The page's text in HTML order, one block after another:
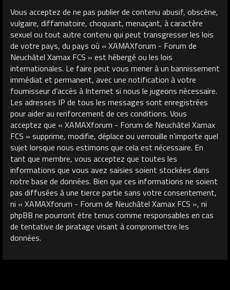
Vous acceptez de ne pas publier de contenu abusif, obscène,
vulgaire, diffamatoire, choquant, menaçant, à caractère
sexuel ou tout autre contenu qui peut transgresser les lois
de votre pays, du pays où « XAMAXforum - Forum de
Neuchâtel Xamax FCS » est hébergé ou les lois
internationales. Le faire peut vous mener à un bannissement
immédiat et permanent, avec une notification à votre
fournisseur d’accès à Internet si nous le jugeons nécessaire.
Les adresses IP de tous les messages sont enregistrées
pour aider au renforcement de ces conditions. Vous
acceptez que « XAMAXforum - Forum de Neuchâtel Xamax
FCS » supprime, modifie, déplace ou verrouille n’importe quel
sujet lorsque nous estimons que cela est nécessaire. En
tant que membre, vous acceptez que toutes les
informations que vous avez saisies soient stockées dans
notre base de données. Bien que ces informations ne soient
pas diffusées à une tierce partie sans votre consentement,
ni « XAMAXforum - Forum de Neuchâtel Xamax FCS », ni
phpBB ne pourront être tenus comme responsables en cas
de tentative de piratage visant à compromettre les
données.